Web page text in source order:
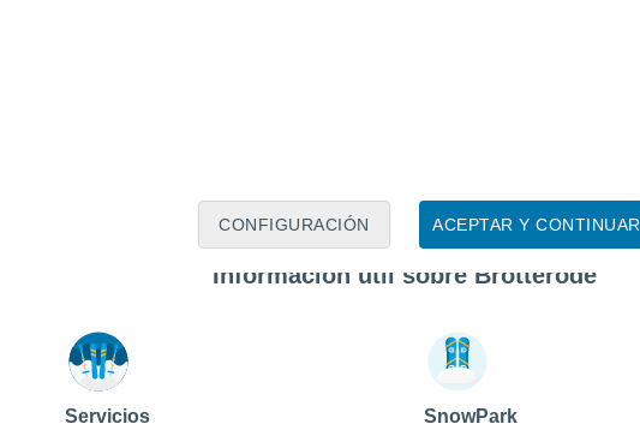
ACEPTAR Y CONTINUAR
CONFIGURACIÓN
Información útil sobre Brotterode
Servicios SnowPark